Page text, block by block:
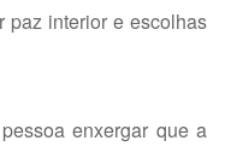
paz interior e escolhas
enxergar que a